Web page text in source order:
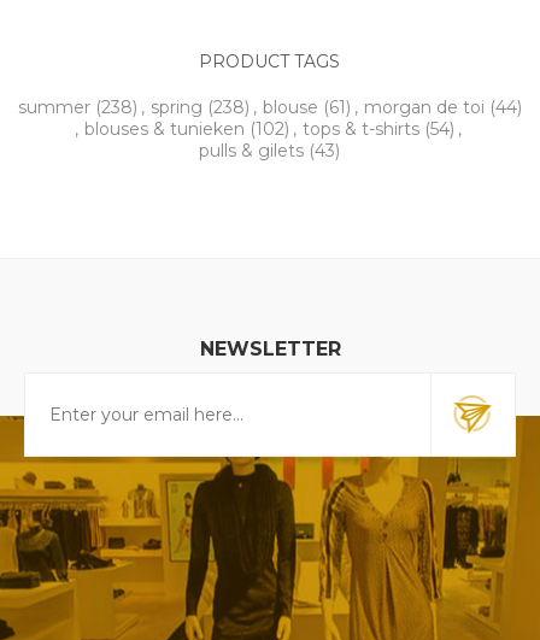
PRODUCT TAGS
summer (238) , spring (238) , blouse (61) , morgan de toi (44)
, blouses & tunieken (102) , tops & t-shirts (54) ,
pulls & gilets (43)
NEWSLETTER